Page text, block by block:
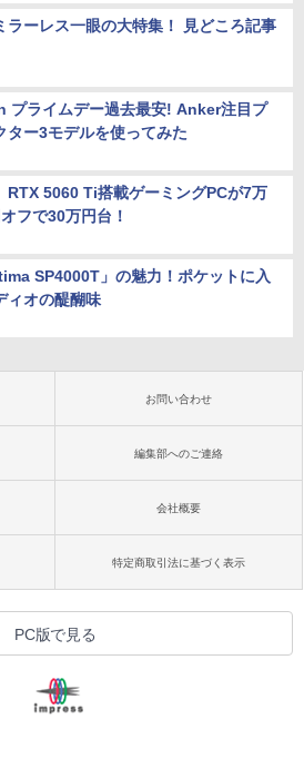
ラーレス一眼の大特集！ 見どころ記事
プライムデー過去最安! Anker注目プ
ター3モデルを使ってみた
RTX 5060 Ti搭載ゲーミングPCが7万
フで30万円台！
SP4000T」の魅力！ポケットに入
ィオの醍醐味
お問い合わせ
編集部へのご連絡
会社概要
特定商取引法に基づく表示
PC版で見る